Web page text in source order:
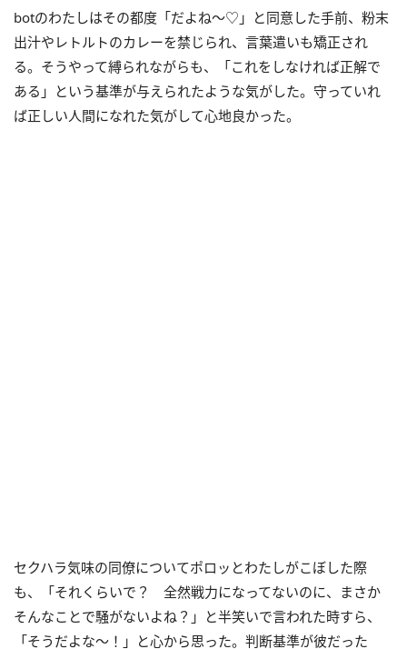
botのわたしはその都度「だよね〜♡」と同意した手前、粉末
出汁やレトルトのカレーを禁じられ、言葉遣いも矯正され
る。そうやって縛られながらも、「これをしなければ正解で
ある」という基準が与えられたような気がした。守っていれ
ば正しい人間になれた気がして心地良かった。
セクハラ気味の同僚についてポロッとわたしがこぼした際
も、「それくらいで？ 全然戦力になってないのに、まさか
そんなことで騒がないよね？」と半笑いで言われた時すら、
「そうだよな〜！」と心から思った。判断基準が彼だった